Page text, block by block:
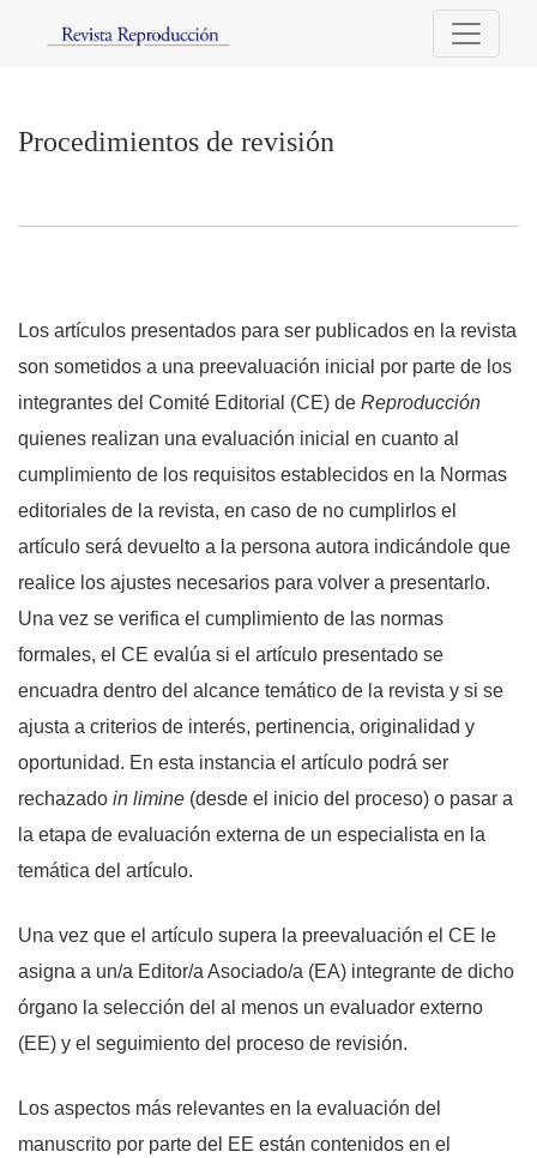
Procedimientos de revisión
Los artículos presentados para ser publicados en la revista
son sometidos a una preevaluación inicial por parte de los
integrantes del Comité Editorial (CE) de Reproducción
quienes realizan una evaluación inicial en cuanto al
cumplimiento de los requisitos establecidos en la Normas
editoriales de la revista, en caso de no cumplirlos el
artículo será devuelto a la persona autora indicándole que
realice los ajustes necesarios para volver a presentarlo.
Una vez se verifica el cumplimiento de las normas
formales, el CE evalúa si el artículo presentado se
encuadra dentro del alcance temático de la revista y si se
ajusta a criterios de interés, pertinencia, originalidad y
oportunidad. En esta instancia el artículo podrá ser
rechazado in limine (desde el inicio del proceso) o pasar a
la etapa de evaluación externa de un especialista en la
temática del artículo.
Una vez que el artículo supera la preevaluación el CE le
asigna a un/a Editor/a Asociado/a (EA) integrante de dicho
órgano la selección del al menos un evaluador externo
(EE) y el seguimiento del proceso de revisión.
Los aspectos más relevantes en la evaluación del
manuscrito por parte del EE están contenidos en el